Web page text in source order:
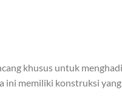
khusus untuk
ini memiliki konstruksi